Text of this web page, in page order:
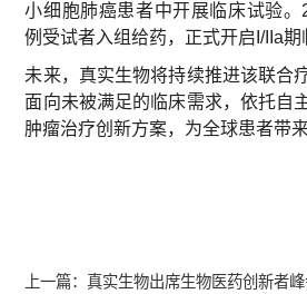
小细胞肺癌患者中开展临床试验
例受试者入组给药，正式开启I/IIa期
未来，真实生物将持续推进该联合
面向未被满足的临床需求，依托自
肿瘤治疗创新方案，为全球患者带
上一篇：真实生物出席生物医药创新者